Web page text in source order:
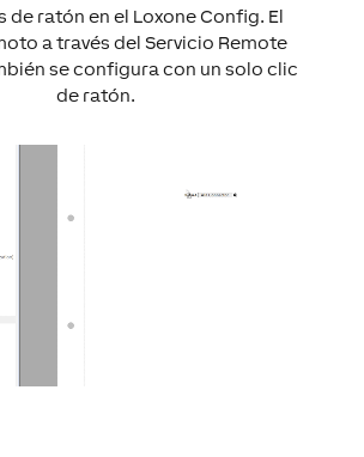
de ratón en el Loxone Config. El
a través del Servicio Remote
se configura con un solo clic
de ratón.